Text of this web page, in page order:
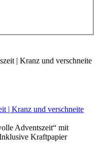
| Kranz und verschneite
Adventszeit“ mit
Kraftpapier